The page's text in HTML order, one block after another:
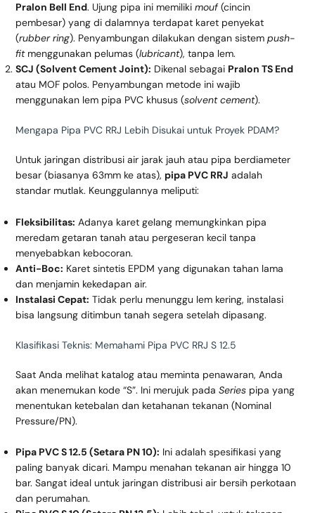
Pralon Bell End. Ujung pipa ini memiliki mouf(cincin
pembesar) yang di dalamnya terdapat karet penyekat
(rubber ring). Penyambungan dilakukan dengan sistem push-
fitmenggunakan pelumas (lubricant), tanpa lem.
SCJ (Solvent Cement Joint): Dikenal sebagai Pralon TS End
atau MOF polos. Penyambungan metode ini wajib
menggunakan lem pipa PVC khusus (solvent cement).
Mengapa Pipa PVC RRJ Lebih Disukai untuk Proyek PDAM?
Untuk jaringan distribusi air jarak jauh atau pipa berdiameter
besar (biasanya 63mm ke atas), pipa PVC RRJ adalah
standar mutlak. Keunggulannya meliputi:
Fleksibilitas: Adanya karet gelang memungkinkan pipa
meredam getaran tanah atau pergeseran kecil tanpa
menyebabkan kebocoran.
Anti-Boc: Karet sintetis EPDM yang digunakan tahan lama
dan menjamin kekedapan air.
Instalasi Cepat: Tidak perlu menunggu lem kering, instalasi
bisa langsung ditimbun tanah segera setelah dipasang.
Klasifikasi Teknis: Memahami Pipa PVC RRJ S 12.5
Saat Anda melihat katalog atau meminta penawaran, Anda
akan menemukan kode “S”. Ini merujuk pada Seriespipa yang
menentukan ketebalan dan ketahanan tekanan (Nominal
Pressure/PN).
Pipa PVC S 12.5 (Setara PN 10): Ini adalah spesifikasi yang
paling banyak dicari. Mampu menahan tekanan air hingga 10
bar. Sangat ideal untuk jaringan distribusi air bersih perkotaan
dan perumahan.